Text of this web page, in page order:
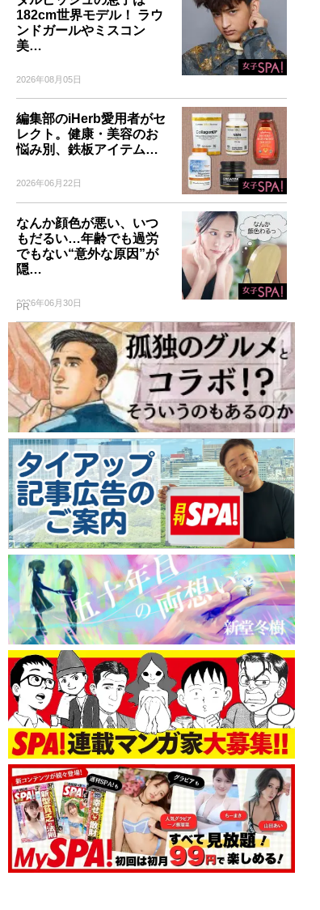
182cm世界モデル！ ラウ
ンドガールやミスコン
美…
2026年08月05日
編集部のiHerb愛用者がセ
レクト。健康・美容のお
悩み別、鉄板アイテム…
2026年06月22日
なんか顔色が悪い、いつ
もだるい…年齢でも過労
でもない“意外な原因”が
隠…
2026年06月30日
PR